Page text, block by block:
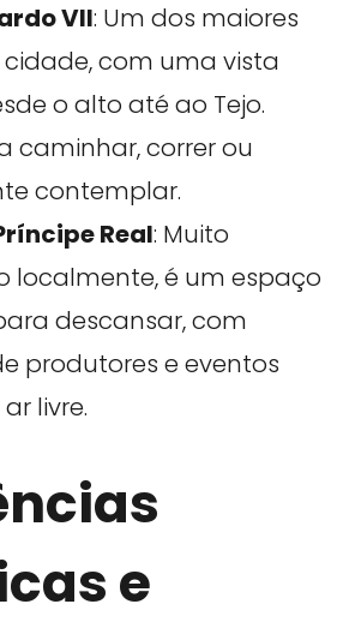
VII: Um dos maiores
com uma vista
o alto até ao Tejo.
caminhar, correr ou
contemplar.
Real: Muito
localmente, é um espaço
descansar, com
produtores e eventos
livre.
e